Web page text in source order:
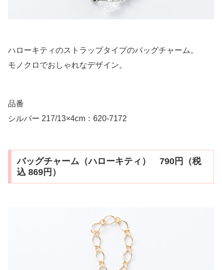
ハローキティのストラップタイプのバッグチャーム。
モノクロでおしゃれなデザイン。
品番
シルバー 217/13×4cm：620-7172
バッグチャーム（ハローキティ） 790円（税
込 869円）